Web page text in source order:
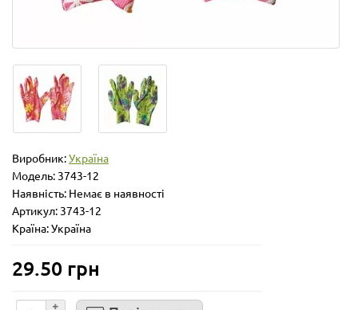
Виробник:Україна
Модель: 3743-12
Наявність: Немає в наявності
Артикул: 3743-12
Країна: Україна
29.50 грн